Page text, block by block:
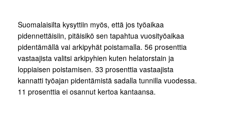
Suomalaisilta kysyttiin myös, että jos työaikaa
pidennettäisiin, pitäisikö sen tapahtua vuosityöaikaa
pidentämällä vai arkipyhät poistamalla. 56 prosenttia
vastaajista valitsi arkipyhien kuten helatorstain ja
loppiaisen poistamisen. 33 prosenttia vastaajista
kannatti työajan pidentämistä sadalla tunnilla vuodessa.
11 prosenttia ei osannut kertoa kantaansa.